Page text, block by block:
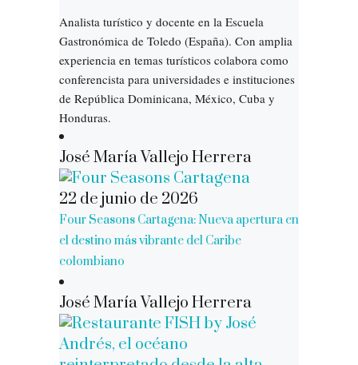
Analista turístico y docente en la Escuela
Gastronómica de Toledo (España). Con amplia
experiencia en temas turísticos colabora como
conferencista para universidades e instituciones
de República Dominicana, México, Cuba y
Honduras.
José María Vallejo Herrera
22 de junio de 2026
Four Seasons Cartagena: Nueva apertura en
el destino más vibrante del Caribe
colombiano
José María Vallejo Herrera